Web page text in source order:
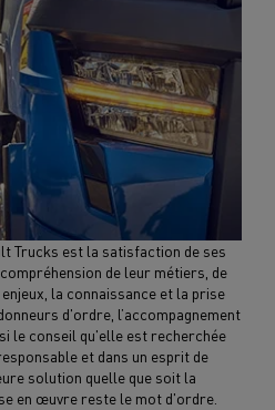
Trucks est la satisfaction de ses
de leur métiers, de
la connaissance et la prise
d'ordre, l’accompagnement
le conseil qu'elle est recherchée
et dans un esprit de
solution quelle que soit la
en œuvre reste le mot d'ordre.